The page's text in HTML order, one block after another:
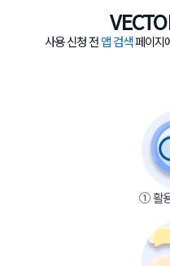
사용 신청 전앱 검색페이지
① 활